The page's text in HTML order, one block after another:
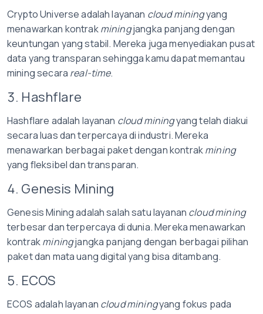
Crypto Universe adalah layanan cloud miningyang
menawarkan kontrakminingjangka panjang dengan
keuntungan yang stabil. Mereka juga menyediakan pusat
data yang transparan sehingga kamu dapat memantau
mining secara real-time.
3. Hashflare
Hashflare adalah layanan cloud miningyang telah diakui
secara luas dan terpercaya di industri. Mereka
menawarkan berbagai paket dengan kontrakmining
yang fleksibel dan transparan.
4. Genesis Mining
Genesis Mining adalah salah satu layanan cloud mining
terbesar dan terpercaya di dunia. Mereka menawarkan
kontrakminingjangka panjang dengan berbagai pilihan
paket dan mata uang digital yang bisa ditambang.
5. ECOS
ECOS adalah layanan cloud miningyang fokus pada